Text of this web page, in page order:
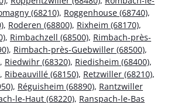
(68210), Roggenhouse (68740),
, Roderen (68800), Rixheim (68170),
, Rimbachzell (68500), Rimbach-près-
, Rimbach-près-Guebwiller (68500),
, Riedwihr (68320), Riedisheim (68400),
, Ribeauvillé (68150), Retzwiller (68210),
, Réguisheim (68890), Rantzwiller
le-Haut (68220), Ranspach-le-Bas